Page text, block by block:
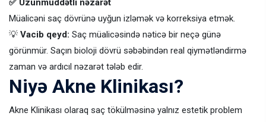
✅ Uzunmüddətli nəzarət
Müalicəni saç dövrünə uyğun izləmək və korreksiya etmək.
💡 Vacib qeyd: Saç müalicəsində nəticə bir neçə günə
görünmür. Saçın bioloji dövrü səbəbindən real qiymətləndirmə
zaman və ardıcıl nəzarət tələb edir.
Niyə Akne Klinikası?
Akne Klinikası olaraq saç tökülməsinə yalnız estetik problem